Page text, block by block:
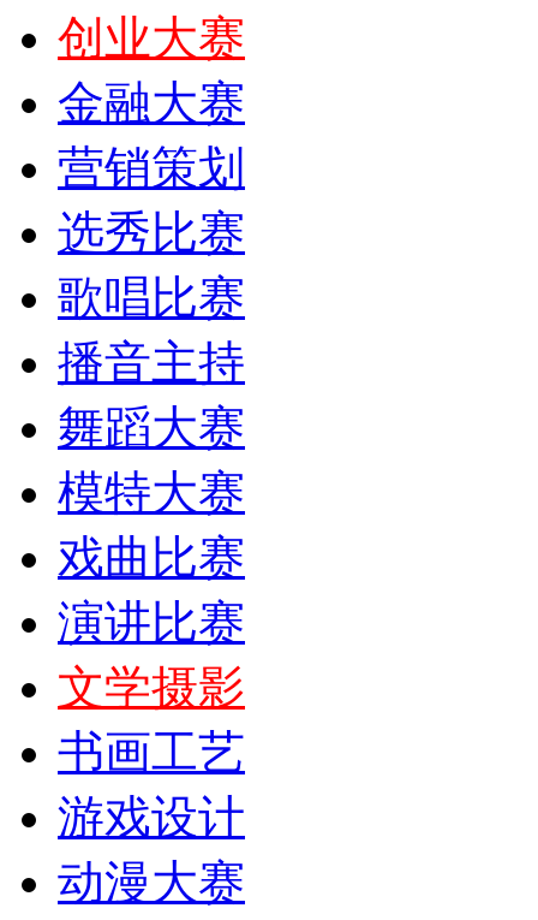
创业大赛
金融大赛
营销策划
选秀比赛
歌唱比赛
播音主持
舞蹈大赛
模特大赛
戏曲比赛
演讲比赛
文学摄影
书画工艺
游戏设计
动漫大赛